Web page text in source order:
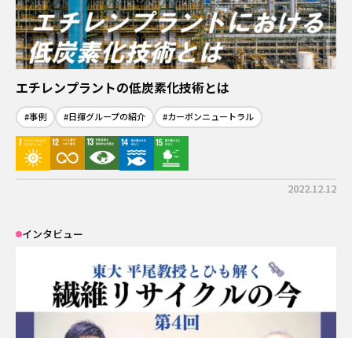
エチレンプラントの低炭素化技術とは
#事例 #日揮グループの紹介 #カーボンニュートラル
2022.12.12
インタビュー